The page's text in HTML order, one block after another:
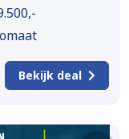
Bekijk deal